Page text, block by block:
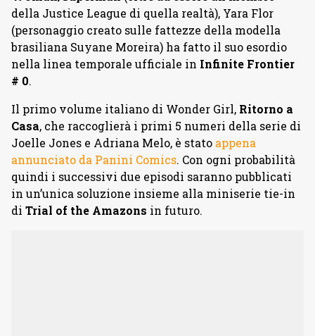
della Justice League di quella realtà), Yara Flor
(personaggio creato sulle fattezze della modella
brasiliana Suyane Moreira) ha fatto il suo esordio
nella linea temporale ufficiale in Infinite Frontier
# 0.
Il primo volume italiano di Wonder Girl, Ritorno a
Casa, che raccoglierà i primi 5 numeri della serie di
Joelle Jones e Adriana Melo, è stato appena
annunciato da Panini Comics. Con ogni probabilità
quindi i successivi due episodi saranno pubblicati
in un’unica soluzione insieme alla miniserie tie-in
di Trial of the Amazons in futuro.